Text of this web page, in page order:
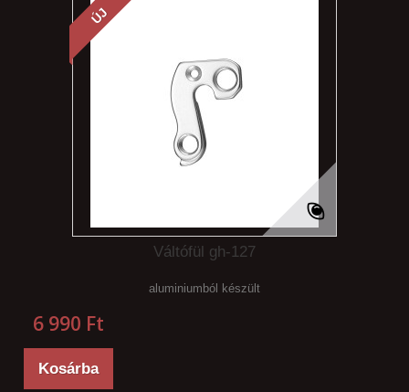
ÚJ
Váltófül gh-127
aluminiumból készült
6 990 Ft‎
Kosárba